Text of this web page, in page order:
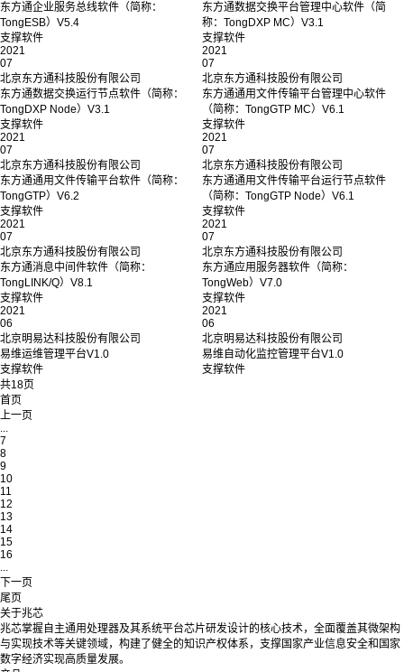
东方通企业服务总线软件（简称：
TongESB）V5.4
支撑软件
东方通数据交换平台管理中心软件（简
称：TongDXP MC）V3.1
支撑软件
2021
07
北京东方通科技股份有限公司
东方通数据交换运行节点软件（简称：
TongDXP Node）V3.1
支撑软件
2021
07
北京东方通科技股份有限公司
东方通通用文件传输平台管理中心软件
（简称：TongGTP MC）V6.1
支撑软件
2021
07
北京东方通科技股份有限公司
东方通通用文件传输平台软件（简称：
TongGTP）V6.2
支撑软件
2021
07
北京东方通科技股份有限公司
东方通通用文件传输平台运行节点软件
（简称：TongGTP Node）V6.1
支撑软件
2021
07
北京东方通科技股份有限公司
东方通消息中间件软件（简称：
TongLINK/Q）V8.1
支撑软件
2021
07
北京东方通科技股份有限公司
东方通应用服务器软件（简称：
TongWeb）V7.0
支撑软件
2021
06
北京明易达科技股份有限公司
易维运维管理平台V1.0
支撑软件
2021
06
北京明易达科技股份有限公司
易维自动化监控管理平台V1.0
支撑软件
共18页
首页
上一页
7
8
9
10
11
12
13
14
15
16
下一页
尾页
关于兆芯
兆芯掌握自主通用处理器及其系统平台芯片研发设计的核心技术，全面覆盖其微架构
与实现技术等关键领域，构建了健全的知识产权体系，支撑国家产业信息安全和国家
数字经济实现高质量发展。